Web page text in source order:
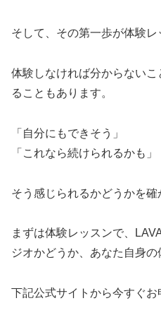
そして、その第一歩が体験レ
体験しなければ分からない
ることもあります。
「自分にもできそう」
「これなら続けられるかも」
そう感じられるかどうかを確
まずは体験レッスンで、
ジオかどうか、あなた自身の
下記公式サイトから今すぐお